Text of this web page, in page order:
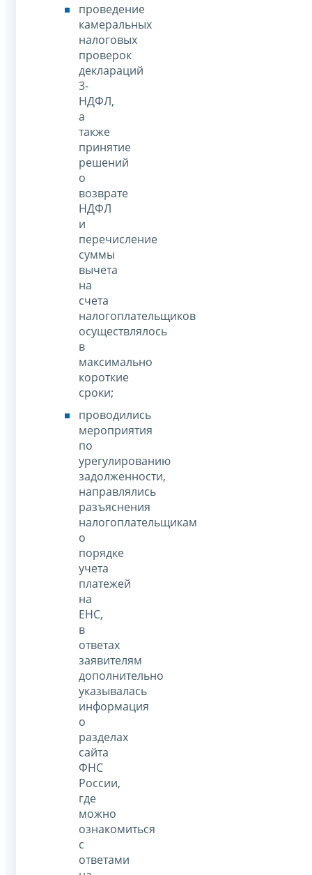
проведение
камеральных
налоговых
проверок
деклараций
3-
НДФЛ,
а
также
принятие
решений
о
возврате
НДФЛ
и
перечисление
суммы
вычета
на
счета
налогоплательщиков
осуществлялось
в
максимально
короткие
сроки;
проводились
мероприятия
по
урегулированию
задолженности,
направлялись
разъяснения
налогоплательщикам
о
порядке
учета
платежей
на
ЕНС,
в
ответах
заявителям
дополнительно
указывалась
информация
о
разделах
сайта
ФНС
России,
где
можно
ознакомиться
с
ответами